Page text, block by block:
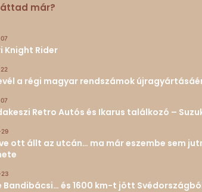
már?
Knight Rider
a régi magyar rendszámok
Retro Autós és Ikarus találkozó –
ott állt az utcán… ma már eszembe sem
Bandibácsi… és 1600 km-t jött